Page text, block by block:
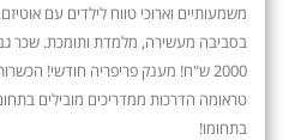
משמעותיים וארוכי טווח לילדים עם
בסביבה מעשירה, מלמדת ותומכת. שכר
2000 ש"ח! מענק פריפריה חודשי!
בתחומו!